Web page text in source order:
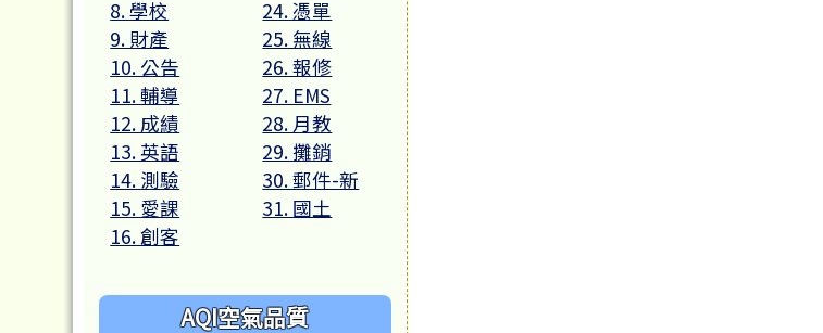
8. 學校
9. 財產
10. 公告
11. 輔導
12. 成績
13. 英語
14. 測驗
15. 愛課
16. 創客
24. 憑單
25. 無線
26. 報修
27. EMS
28. 月教
29. 攤銷
30. 郵件-新
31. 國土
AQI空氣品質